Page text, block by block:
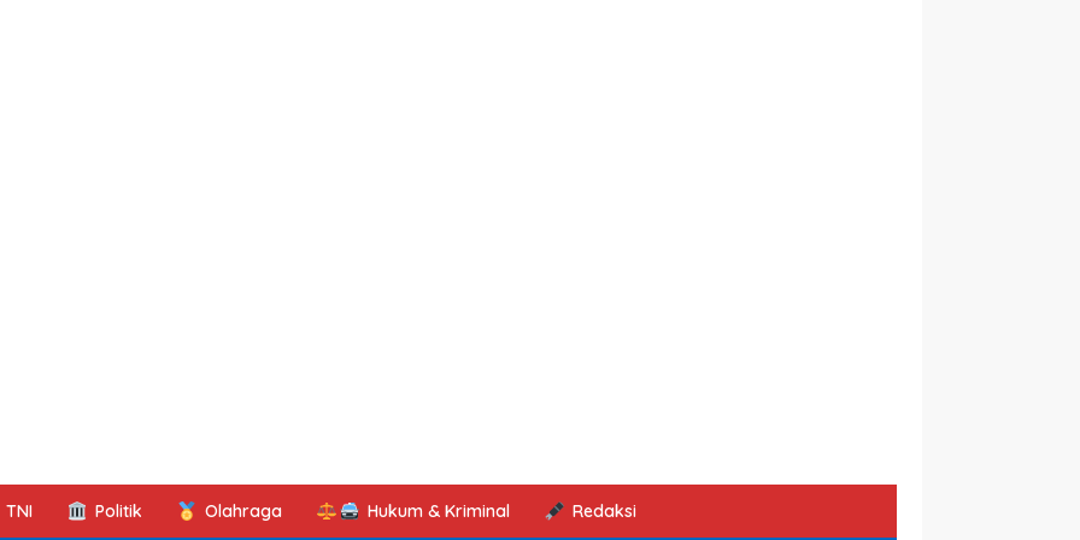
TNI Politik Olahraga Hukum & Kriminal Redaksi